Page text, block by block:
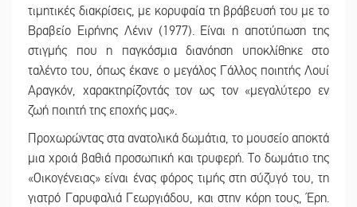
τιμητικές διακρίσεις, με κορυφαία τη βράβευσή του με το
Βραβείο Ειρήνης Λένιν (1977). Είναι η αποτύπωση της
στιγμής που η παγκόσμια διανόηση υποκλίθηκε στο
ταλέντο του, όπως έκανε ο μεγάλος Γάλλος ποιητής Λουί
Αραγκόν, χαρακτηρίζοντάς τον ως τον «μεγαλύτερο εν
ζωή ποιητή της εποχής μας».
Προχωρώντας στα ανατολικά δωμάτια, το μουσείο αποκτά
μια χροιά βαθιά προσωπική και τρυφερή. Το δωμάτιο της
«Οικογένειας» είναι ένας φόρος τιμής στη σύζυγό του, τη
γιατρό Γαρυφαλιά Γεωργιάδου, και στην κόρη τους, Έρη.